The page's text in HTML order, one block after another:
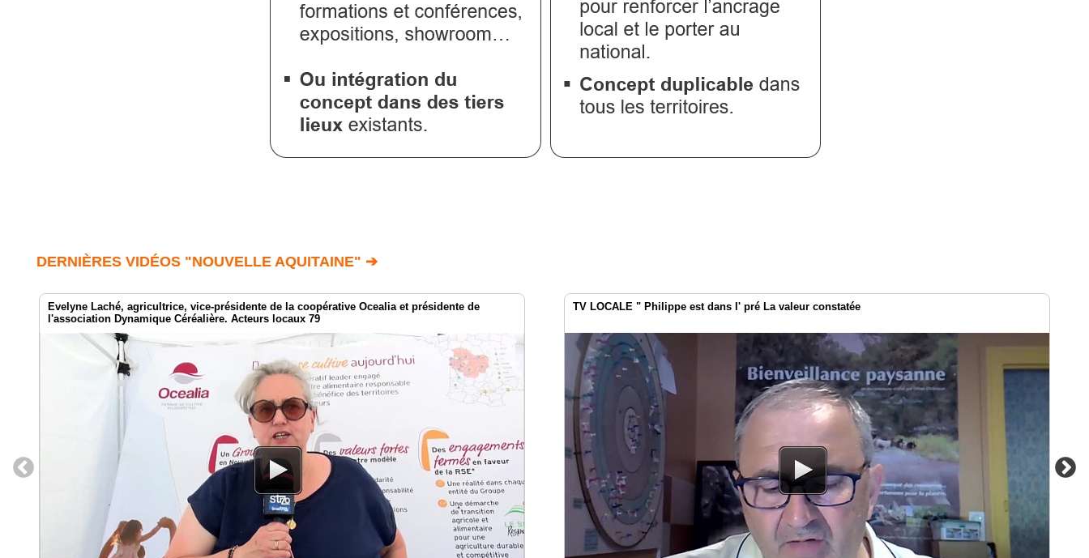
DERNIÈRES VIDÉOS "NOUVELLE AQUITAINE" ➔
Evelyne Laché, agricultrice, vice-présidente de la coopérative Ocealia et présidente de
l'association Dynamique Céréalière. Acteurs locaux 79
TV LOCALE " Philippe est dans l' pré La valeur constatée